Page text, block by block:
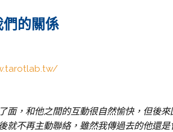
的關係
面，和他之間的互動很自然愉快，但後
就不再主動聯絡，雖然我傳過去的他還